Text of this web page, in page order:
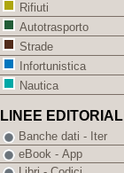
Rifiuti
Autotrasporto
Strade
Infortunistica
Nautica
LINEE EDITORIALI
Banche dati - Iter
eBook - App